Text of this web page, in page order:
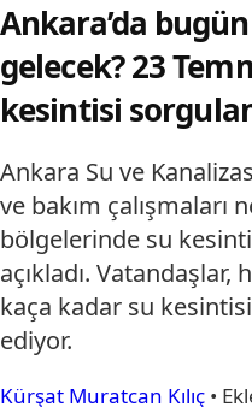
Ankara’da
gelecek? 23
kesintisi
Ankara Su ve
ve bakım çalışmaları
bölgelerinde su
açıkladı.
kaça kadar su
ediyor.
Kürşat Muratcan Kılıç •